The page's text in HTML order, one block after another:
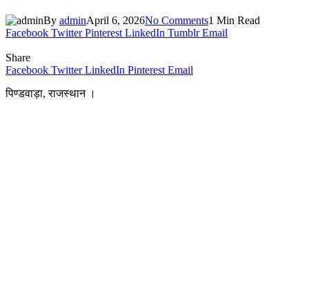
By adminApril 6, 2026No Comments1 Min Read
Facebook Twitter Pinterest LinkedIn Tumblr Email
Share
Facebook Twitter LinkedIn Pinterest Email
पिण्डवाड़ा, राजस्थान ।